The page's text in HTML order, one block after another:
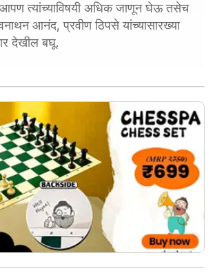
त्यांच्याविषयी अधिक जाणून घेऊ तसेच
आनंद, प्रवीण ठिपसे यांच्यासारख्या
देखील बघू.